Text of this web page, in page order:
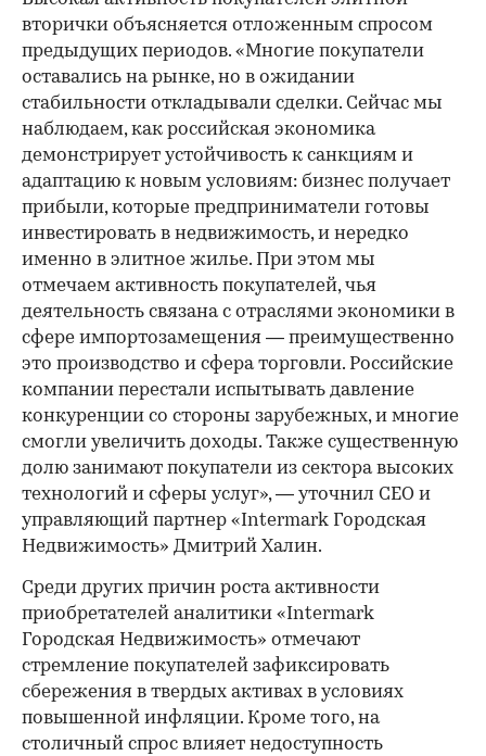
вторички объясняется отложенным спросом
предыдущих периодов. «Многие покупатели
оставались на рынке, но в ожидании
стабильности откладывали сделки. Сейчас мы
наблюдаем, как российская экономика
демонстрирует устойчивость к санкциям и
адаптацию к новым условиям: бизнес получает
прибыли, которые предприниматели готовы
инвестировать в недвижимость, и нередко
именно в элитное жилье. При этом мы
отмечаем активность покупателей, чья
деятельность связана с отраслями экономики в
сфере импортозамещения — преимущественно
это производство и сфера торговли. Российские
компании перестали испытывать давление
конкуренции со стороны зарубежных, и многие
смогли увеличить доходы. Также существенную
долю занимают покупатели из сектора высоких
технологий и сферы услуг», — уточнил CEO и
управляющий партнер «Intermark Городская
Недвижимость» Дмитрий Халин.
Среди других причин роста активности
приобретателей аналитики «Intermark
Городская Недвижимость» отмечают
стремление покупателей зафиксировать
сбережения в твердых активах в условиях
повышенной инфляции. Кроме того, на
столичный спрос влияет недоступность